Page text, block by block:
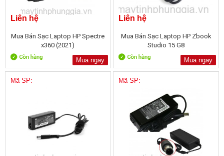
Liên hệ
Mua Bán Sạc Laptop HP Spectre
x360 (2021)
Mua ngay
Liên hệ
Mua Bán Sạc Laptop HP Zbook
Studio 15 G8
Mua ngay
Mã SP: Mã SP: